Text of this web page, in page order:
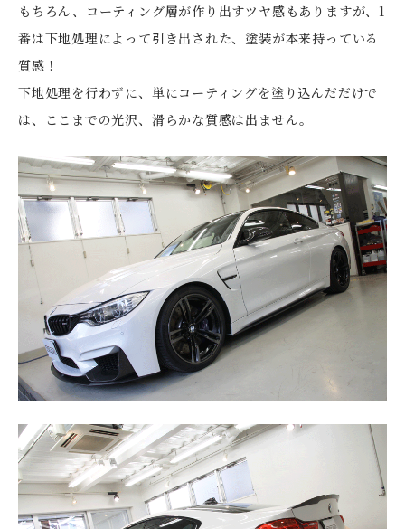
もちろん、コーティング層が作り出すツヤ感もありますが、1
番は下地処理によって引き出された、塗装が本来持っている
質感！
下地処理を行わずに、単にコーティングを塗り込んだだけで
は、ここまでの光沢、滑らかな質感は出ません。